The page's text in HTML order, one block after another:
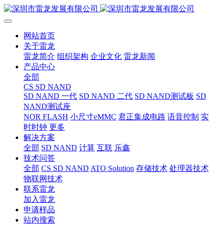
网站首页
关于雷龙
雷龙简介 组织架构 企业文化 雷龙新闻
产品中心
全部
CS SD NAND
SD NAND 一代 SD NAND 二代 SD NAND测试板 SD
NAND测试座
NOR FLASH 小尺寸eMMC 君正集成电路 语音控制 实
时时钟 更多
解决方案
全部 SD NAND 计算 互联 乐鑫
技术问答
全部 CS SD NAND ATO Solution 存储技术 处理器技术
物联网技术
联系雷龙
加入雷龙
申请样品
站内搜索